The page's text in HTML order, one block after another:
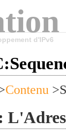
d'IPv6
Contenu